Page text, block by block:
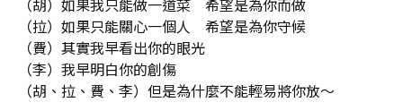
（胡）如果我只能做一道菜 希望是為你而做
（拉）如果只能關心一個人 希望是為你守候
（費）其實我早看出你的眼光
（李）我早明白你的創傷
（胡、拉、費、李）但是為什麼不能輕易將你放～